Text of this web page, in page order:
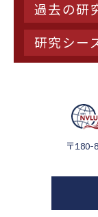
過去の研
研究シー
〒180-